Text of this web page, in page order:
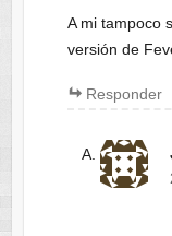
A mi tampoco
versión de
Responder